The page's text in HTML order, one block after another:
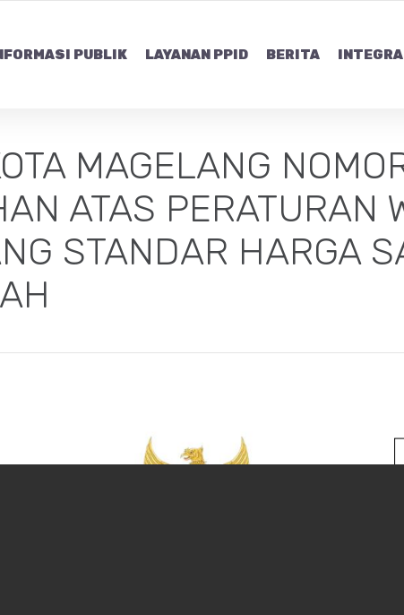
PUBLIK LAYANAN PPID BERITA
MAGELANG
ATAS PERATURAN
STANDAR HARGA